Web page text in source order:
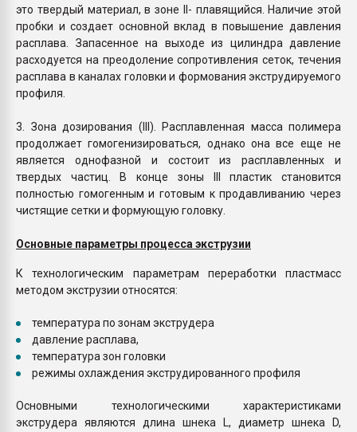
это твердый материал, в зоне II- плавящийся. Наличие этой
пробки и создает основной вклад в повышение давления
расплава. Запасенное на выходе из цилиндра давление
расходуется на преодоление сопротивления сеток, течения
расплава в каналах головки и формования экструдируемого
профиля.
3. Зона дозирования (III). Расплавленная масса полимера
продолжает гомогенизироваться, однако она все еще не
является однофазной и состоит из расплавленных и
твердых частиц. В конце зоны III пластик становится
полностью гомогенным и готовым к продавливанию через
чистящие сетки и формующую головку.
Основные параметры процесса экструзии
К технологическим параметрам переработки пластмасс
методом экструзии относятся:
температура по зонам экструдера
давление расплава,
температура зон головки
режимы охлаждения экструдированного профиля
Основными технологическими характеристиками
экструдера являются длина шнека L, диаметр шнека D,